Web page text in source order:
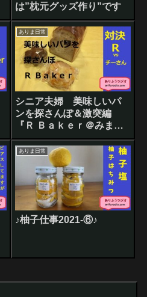
は”枕元グッズ作り”です
ありま日常
シニア夫婦 美味しいパ
ンを探さんぽ＆激突編
『Ｒ Ｂａｋｅｒ＠みまと
みらいの自家製酵母の山
型食パン』 とチーさん
渾身の『生クリーム食パ
ありま日常
♪柚子仕事2021-⑥♪